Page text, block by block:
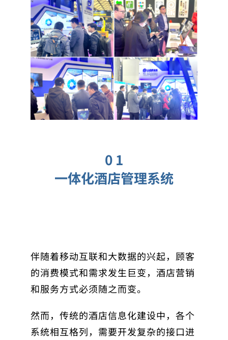
0 1
一体化酒店管理系统
伴随着移动互联和大数据的兴起，顾客
的消费模式和需求发生巨变，酒店营销
和服务方式必须随之而变。
然而，传统的酒店信息化建设中，各个
系统相互格列，需要开发复杂的接口进